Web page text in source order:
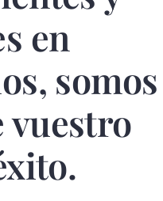
en
somos
vuestro